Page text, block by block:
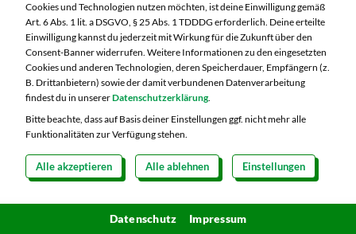
Eierlikörtorte
Cookies und Technologien nutzen möchten, ist deine Einwilligung gemäß
Art. 6 Abs. 1 lit. a DSGVO, § 25 Abs. 1 TDDDG erforderlich. Deine erteilte
Einwilligung kannst du jederzeit mit Wirkung für die Zukunft über den
Consent-Banner widerrufen. Weitere Informationen zu den eingesetzten
Cookies und anderen Technologien, deren Speicherdauer, Empfängern (z.
B. Drittanbietern) sowie der damit verbundenen Datenverarbeitung
findest du in unsererDatenschutzerklärung.
Bitte beachte, dass auf Basis deiner Einstellungen ggf. nicht mehr alle
Funktionalitäten zur Verfügung stehen.
Alle akzeptieren Alle ablehnen Einstellungen
Datenschutz Impressum